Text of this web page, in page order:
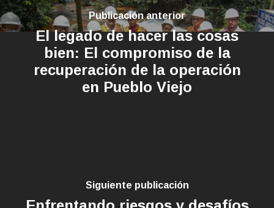
Publicación anterior
El legado de hacer las cosas
bien: El compromiso de la
recuperación de la operación
en Pueblo Viejo
Siguiente publicación